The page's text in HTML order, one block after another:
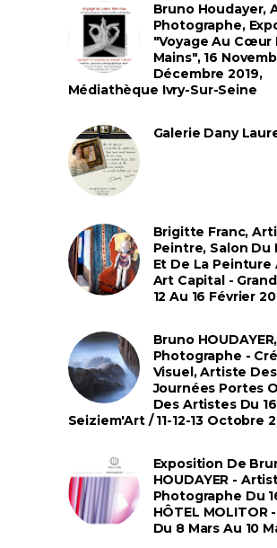
Bruno Houdayer,
Photographe,
"Voyage Au Cœur
Mains", 16
Décembre 2019,
Médiathèque Ivry-Sur-Seine
Galerie Dany
Brigitte Franc,
Peintre, Salon Du
Et De La Peinture
Art Capital -
12 Au 16 Février
Bruno HOUDAYER,
Photographe -
Visuel, Artiste Des
Journées Portes
Des Artistes Du
Seiziem'Art / 11-12-13 Octobre
Exposition De
HOUDAYER -
Photographe Du
HÔTEL MOLITOR
Du 8 Mars Au 10